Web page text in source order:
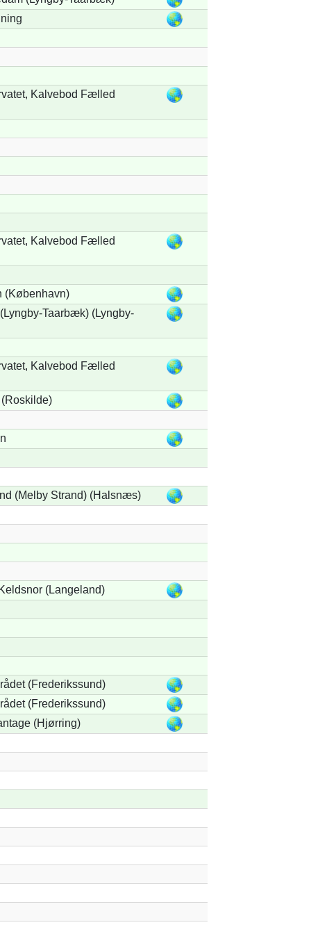
Kalvebod Fælled
Kalvebod Fælled
(København)
Taarbæk) (Lyngby-
Kalvebod Fælled
(Melby Strand) (Halsnæs)
(Langeland)
(Frederikssund)
(Frederikssund)
(Hjørring)